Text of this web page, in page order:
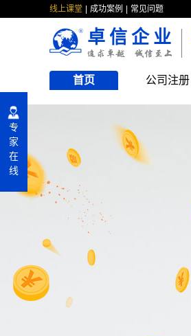
线上课堂 成功案例 常见问题
卓信企业
首页 公司注册
专
家
在
线